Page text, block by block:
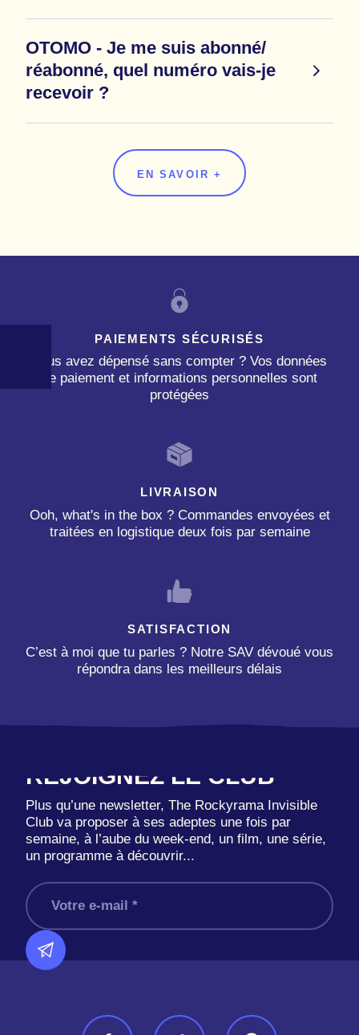
OTOMO - Je me suis abonné/
réabonné, quel numéro vais-je
recevoir ?
EN SAVOIR +
PAIEMENTS SÉCURISÉS
Vous avez dépensé sans compter ? Vos données
de paiement et informations personnelles sont
protégées
LIVRAISON
Ooh, what's in the box ? Commandes envoyées et
traitées en logistique deux fois par semaine
SATISFACTION
C’est à moi que tu parles ? Notre SAV dévoué vous
répondra dans les meilleurs délais
REJOIGNEZ LE CLUB
Plus qu’une newsletter, The Rockyrama Invisible
Club va proposer à ses adeptes une fois par
semaine, à l’aube du week-end, un film, une série,
un programme à découvrir...